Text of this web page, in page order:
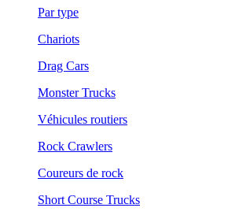
Par type
Chariots
Drag Cars
Monster Trucks
Véhicules routiers
Rock Crawlers
Coureurs de rock
Short Course Trucks